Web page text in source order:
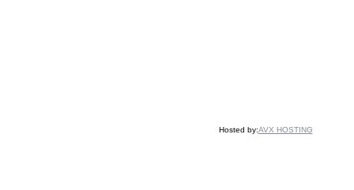
Hosted by:AVX HOSTING